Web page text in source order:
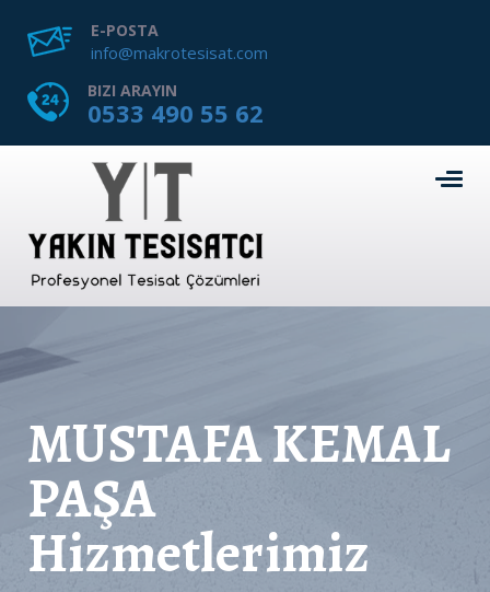
E-POSTA
info@makrotesisat.com
BIZI ARAYIN
0533 490 55 62
MUSTAFA KEMAL
PAŞA
Hizmetlerimiz